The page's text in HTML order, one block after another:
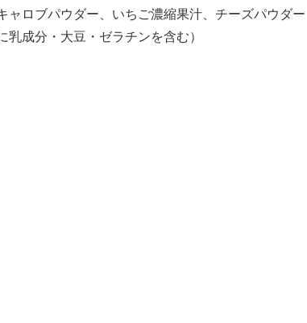
ロブパウダー、いちご濃縮果汁、チーズパウダ
成分・大豆・ゼラチンを含む）